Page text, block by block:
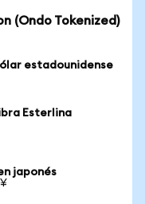
(Ondo Tokenized)
estadounidense
Esterlina
japonés